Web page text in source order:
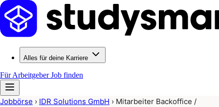
Alles für deine Karriere
Für ArbeitgeberJob finden
Jobbörse › IDR Solutions GmbH › Mitarbeiter Backoffice /